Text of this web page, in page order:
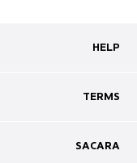
HELP
HELP
שאלות ותשובות
TERMS
TERMS
מדיניות פרטיות
SACARA
SACARA